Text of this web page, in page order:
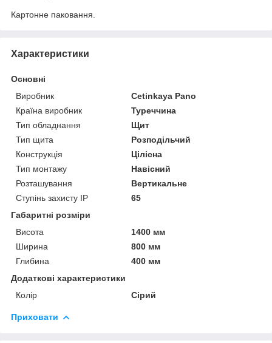
Картонне паковання.
Характеристики
Основні
Виробник
Cetinkaya Pano
Країна виробник
Туреччина
Тип обладнання
Щит
Тип щита
Розподільчий
Конструкція
Цілісна
Тип монтажу
Навісний
Розташування
Вертикальне
Ступінь захисту IP
65
Габаритні розміри
Висота
1400 мм
Ширина
800 мм
Глибина
400 мм
Додаткові характеристики
Колір
Сірий
Приховати